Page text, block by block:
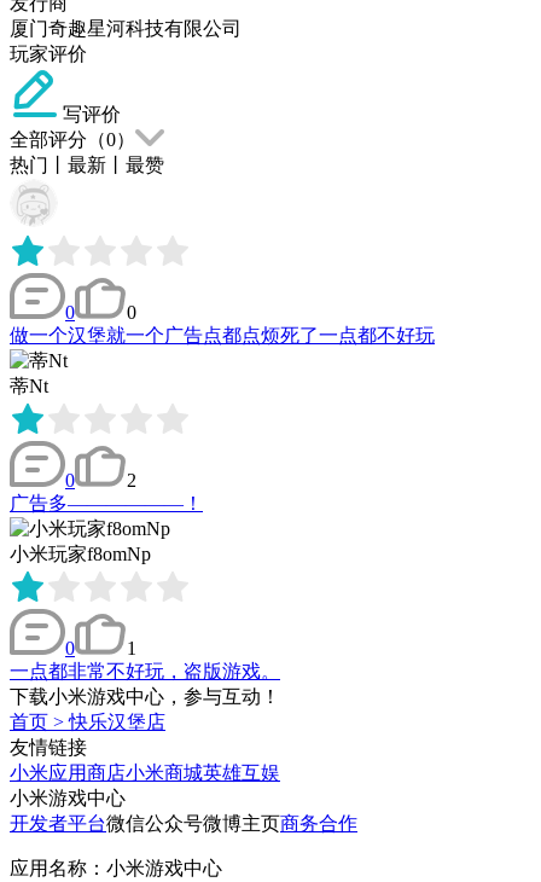
厦门奇趣星河科技有限公司
玩家评价
写评价
全部评分（0）
热门
最新 最赞
0
0
做一个汉堡就一个广告点都点烦死了一点都不好玩
蒂Nt
0
2
广告多——————！
小米玩家f8omNp
0
1
一点都非常不好玩，盗版游戏。
下载小米游戏中心，参与互动！
首页 >快乐汉堡店
友情链接
小米应用商店小米商城英雄互娱
小米游戏中心
开发者平台微信公众号微博主页商务合作
应用名称：小米游戏中心